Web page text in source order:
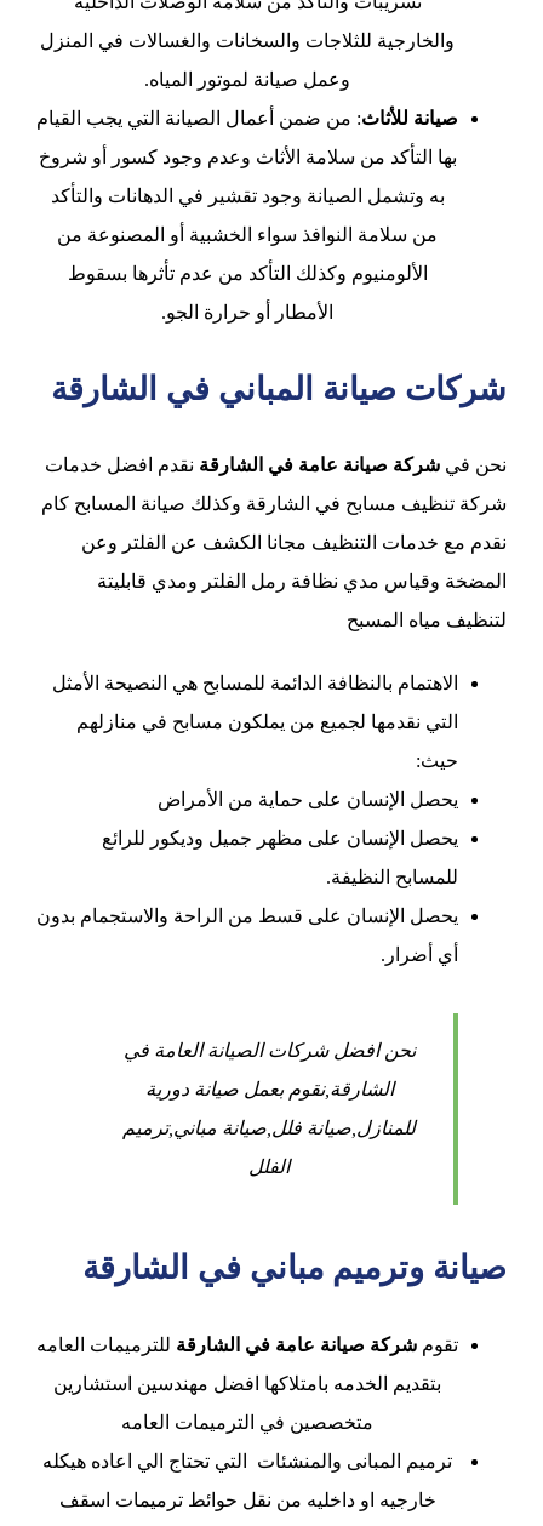
والخارجية للثلاجات والسخانات والغسالات في المنزل
وعمل صيانة لموتور المياه.
صيانة للأثاث: من ضمن أعمال الصيانة التي يجب القيام
بها التأكد من سلامة الأثاث وعدم وجود كسور أو شروخ
به وتشمل الصيانة وجود تقشير في الدهانات والتأكد
من سلامة النوافذ سواء الخشبية أو المصنوعة من
الألومنيوم وكذلك التأكد من عدم تأثرها بسقوط
الأمطار أو حرارة الجو.
شركات صيانة المباني في الشارقة
نحن في شركة صيانة عامة في الشارقة نقدم افضل خدمات
شركة تنظيف مسابح في الشارقة وكذلك صيانة المسابح كام
نقدم مع خدمات التنظيف مجانا الكشف عن الفلتر وعن
المضخة وقياس مدي نظافة رمل الفلتر ومدي قابليتة
لتنظيف مياه المسبح
الاهتمام بالنظافة الدائمة للمسابح هي النصيحة الأمثل
التي نقدمها لجميع من يملكون مسابح في منازلهم
حيث:
يحصل الإنسان على حماية من الأمراض
يحصل الإنسان على مظهر جميل وديكور للرائع
للمسابح النظيفة.
يحصل الإنسان على قسط من الراحة والاستجمام بدون
أي أضرار.
نحن افضل شركات الصيانة العامة في
الشارقة,نقوم بعمل صيانة دورية
للمنازل,صيانة فلل,صيانة مباني,ترميم
الفلل
صيانة وترميم مباني في الشارقة
تقوم شركة صيانة عامة في الشارقة للترميمات العامه
بتقديم الخدمه بامتلاكها افضل مهندسين استشارين
متخصصين في الترميمات العامه
ترميم المبانى والمنشئات التي تحتاج الي اعاده هيكله
خارجيه او داخليه من نقل حوائط ترميمات اسقف